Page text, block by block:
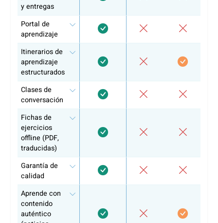
Mayor productividad
más seguridad y cometen menos errores.
Mejor comunicación con equipos internacionales
facilita el trabajo con sedes, partners y proveedores
otros países.
Mejor integración de los empleados en España
especialmente clave para equipos internacionales
necesitan desenvolverse con fluidez en el entorno
y social.
Comunicación más eficaz con clientes y proveedores
mejora la claridad, reduce malentendidos y acelera
procesos.
Mejor calidad del servicio
profesional se traduce en una mejor experiencia para
clientes locales e internacionales.
Imagen más profesional de la empresa
: refuerza la
confianza y la credibilidad frente a clientes y
¿Empezamos?